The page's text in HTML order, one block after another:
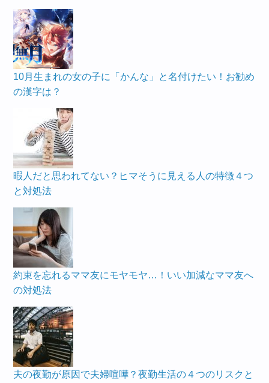
10月生まれの女の子に「かんな」と名付けたい！お勧め
の漢字は？
暇人だと思われてない？ヒマそうに見える人の特徴４つ
と対処法
約束を忘れるママ友にモヤモヤ…！いい加減なママ友へ
の対処法
夫の夜勤が原因で夫婦喧嘩？夜勤生活の４つのリスクと